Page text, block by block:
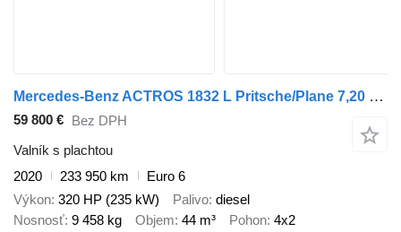
Mercedes-Benz ACTROS 1832 L Pritsche/Plane 7,20 m LBW 1,5 T
59 800 € Bez DPH
Valník s plachtou
2020
233 950 km
Euro 6
Výkon 320 HP (235 kW) Palivo diesel
Nosnosť 9 458 kg Objem 44 m³ Pohon 4x2